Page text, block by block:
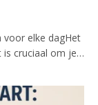
voor elke dagHet
is cruciaal om je…